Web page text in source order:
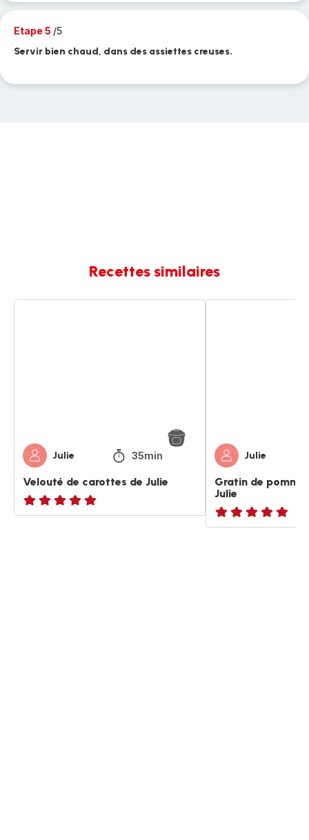
Etape 5 /5
Servir bien chaud, dans des assiettes creuses.
Recettes similaires
Julie 35min
Velouté de carottes de Julie
ratings.NaN
Julie
Gratin de
Julie
ratings.NaN